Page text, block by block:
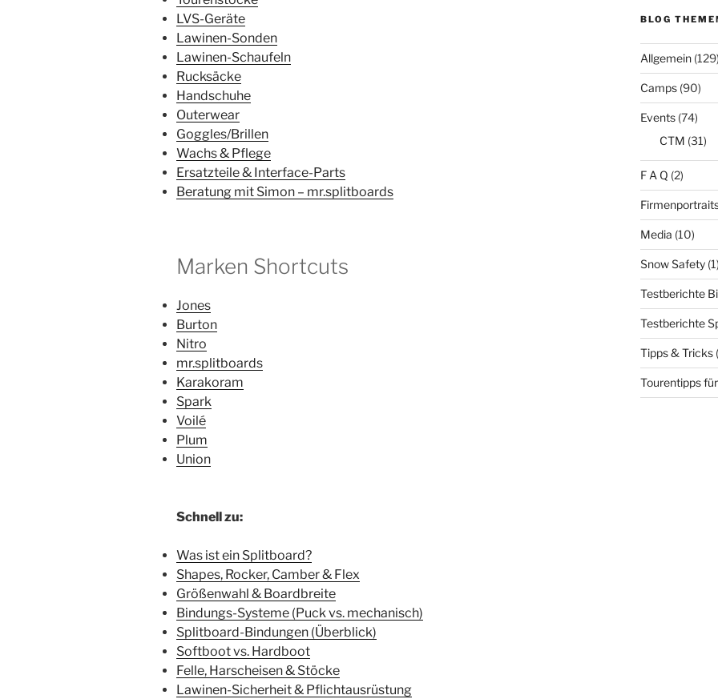
LVS-Geräte
Lawinen-Sonden
Lawinen-Schaufeln
Rucksäcke
Handschuhe
Outerwear
Goggles/Brillen
Wachs & Pflege
Ersatzteile & Interface-Parts
Beratung mit Simon – mr.splitboards
Marken Shortcuts
Jones
Burton
Nitro
mr.splitboards
Karakoram
Spark
Voilé
Plum
Union
Schnell zu:
Was ist ein Splitboard?
Shapes, Rocker, Camber & Flex
Größenwahl & Boardbreite
Bindungs-Systeme (Puck vs. mechanisch)
Splitboard-Bindungen (Überblick)
Softboot vs. Hardboot
Felle, Harscheisen & Stöcke
Lawinen-Sicherheit & Pflichtausrüstung
BLOG
Allgemein(129)
Camps(90)
Events(74)
CTM (31)
F A Q (2)
Media (10)
Snow Safety(1)
Testberichte
Testberichte
Tipps & Tricks
Tourentipps